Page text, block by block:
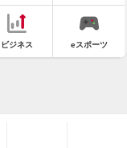
ビジネス eスポーツ